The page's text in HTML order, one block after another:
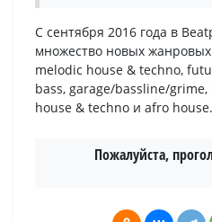
С сентября 2016 года в
множество новых
melodic house & techno,
bass, garage/bassline/
house & techno и afro house.
Пожалуйста,